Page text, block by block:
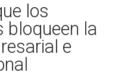
los
bloqueen la
e